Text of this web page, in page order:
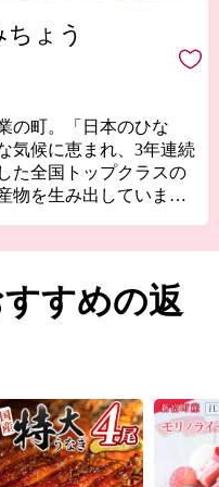
ょう
の町。「日本のひな
気候に恵まれ、3年連続
た全国トップクラスの
物を生み出していま
に取り上げられたほ
るなど、全国的に高い
。日本遺産に選定され
け継がれている神楽が
いふるさとでもありま
すめの返